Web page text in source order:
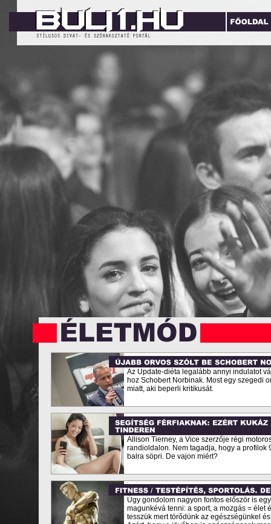
Az Update-diéta legalább annyi indulatot
hoz Schobert Norbinak. Most egy szegedi
miatt, aki beperli kritikusát.
Allison Tierney, a Vice szerzője régi
randioldalon. Nem tagadja, hogy a profilok
balra söpri. De vajon miért?
Úgy gondolom nagyon fontos először is
magunkévá tenni: a sport, a mozgás = élet
tesszük mert törődünk az egészségünkel